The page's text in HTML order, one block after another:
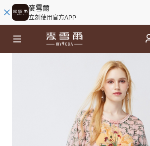
麥雪爾
立刻使用官方APP